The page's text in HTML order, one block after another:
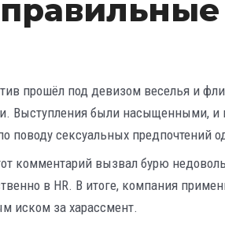
прошёл под девизом веселья и
Выступления были насыщенными, и
поводу сексуальных предпочтений
комментарий вызвал бурю
в HR. В итоге, компания
иском за харассмент.